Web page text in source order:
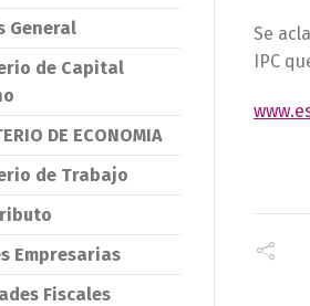
Se
IPC
General
de Capital
DE ECONOMIA
de Trabajo
Empresarias
Fiscales